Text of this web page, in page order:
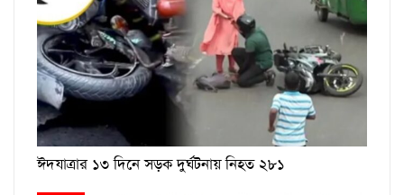
ঈদযাত্রার ১৩ দিনে সড়ক দুর্ঘটনায় নিহত ২৮১